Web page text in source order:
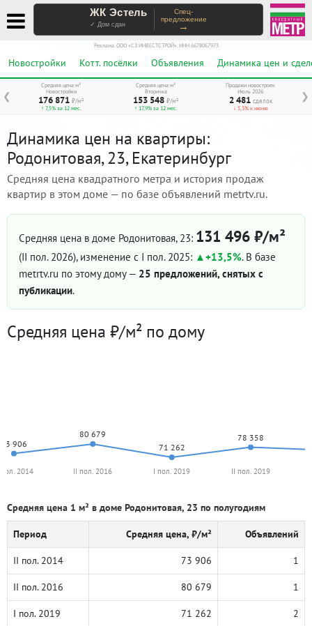
ЖК Эстель
✓ Дом сдан
Спец-
предложение
→
Реклама. ООО «СЗ ИНВЕСТСТРОЙ», ИНН 6678067973
Новостройки Котт. посёлки Объявления Динамика цен и
❮ ❯
Средняя цена м²
Новостройки
176 871 ₽/м²
↑ 7,5% за 12 мес.
Средняя цена м²
Вторичка
153 548 ₽/м²
↑ 17,9% за 12 мес.
Продажи новостроек
Июль 2026
2 481 сделок
↓ 5,3% к июню
Динамика цен на квартиры:
Родонитовая, 23, Екатеринбург
Средняя цена квадратного метра и история продаж
квартир в этом доме — по базе объявлений metrtv.ru.
Средняя цена в доме Родонитовая, 23: 131 496 ₽/м²
(II пол. 2026), изменение с I пол. 2025: +13,5%. В базе
metrtv.ru по этому дому — 25 предложений, снятых с
публикации.
Средняя цена ₽/м² по дому
73 906
80 679
71 262
78 358
2014 II пол. 2016 I пол. 2019 II пол. 2019
Средняя цена 1 м² в доме Родонитовая, 23 по полугодиям
Период Средняя цена, ₽/м² Объявлений
II пол. 2014 73 906 1
II пол. 2016 80 679 1
I пол. 2019 71 262 2